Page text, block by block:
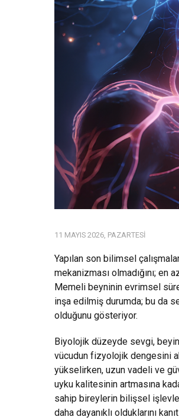
11 MAYIS 2026, PAZARTESI
Yapılan son bilimsel
mekanizması olmadığını; en
Memeli beyninin evrimsel
inşa edilmiş durumda; bu da
olduğunu gösteriyor.
Biyolojik düzeyde sevgi,
vücudun fizyolojik dengesini
yükselirken, uzun vadeli ve
uyku kalitesinin artmasına
sahip bireylerin bilişsel
daha dayanıklı olduklarını